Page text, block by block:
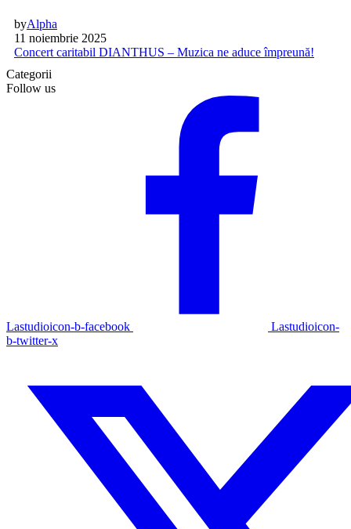
byAlpha
11 noiembrie 2025
Concert caritabil DIANTHUS – Muzica ne aduce împreună!
Categorii
Follow us
Lastudioicon-b-facebook
Lastudioicon-
b-twitter-x